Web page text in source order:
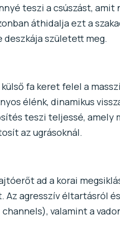
teszi a csúszást,
áthidalja ezt a
született meg.
fa keret felel a
élénk, dinamikus
teszi teljessé, amely
az ugrásoknál.
ad a korai
agresszív éltartásról
valamint a